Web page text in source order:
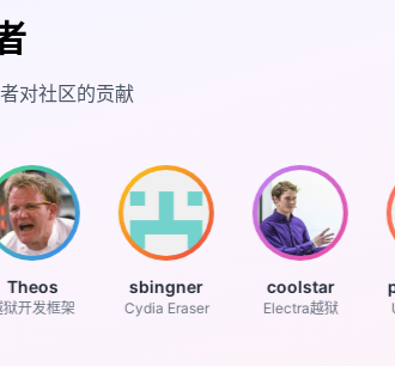
对社区的贡献
发框架
sbingner
Cydia Eraser
coolstar
Electra越狱